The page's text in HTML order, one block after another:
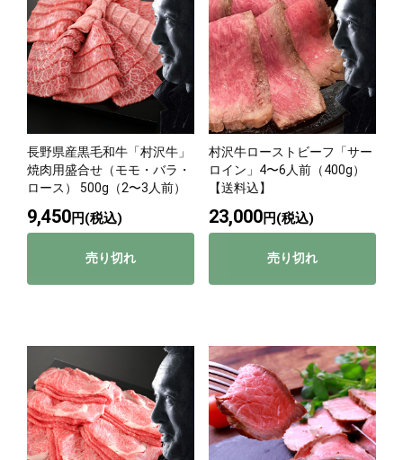
長野県産黒毛和牛「村沢牛」
焼肉用盛合せ（モモ・バラ・
ロース） 500g（2〜3人前）
9,450円(税込)
売り切れ
村沢牛ローストビーフ「サー
ロイン」4〜6人前（400g）
【送料込】
23,000円(税込)
売り切れ